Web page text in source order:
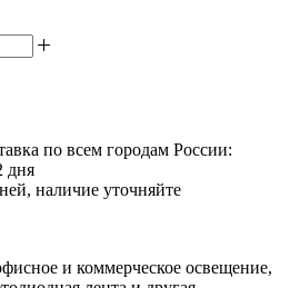
по всем городам России:
наличие уточняйте